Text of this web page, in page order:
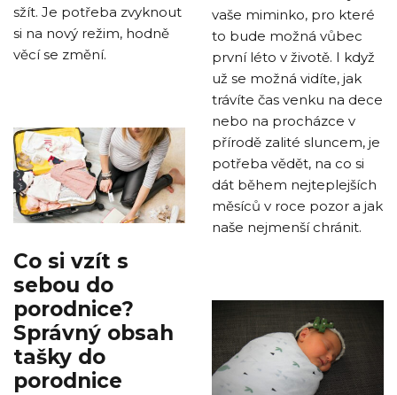
sžít. Je potřeba zvyknout
si na nový režim, hodně
věcí se změní.
vaše miminko, pro které
to bude možná vůbec
první léto v životě. I když
už se možná vidíte, jak
trávíte čas venku na dece
nebo na procházce v
přírodě zalité sluncem, je
potřeba vědět, na co si
dát během nejteplejších
měsíců v roce pozor a jak
naše nejmenší chránit.
Co si vzít s
sebou do
porodnice?
Správný obsah
tašky do
porodnice